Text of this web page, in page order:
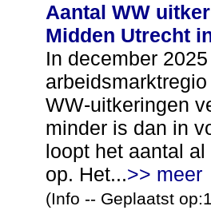
Aantal WW
Midden Utrecht
In december
WW-uitkeringen
minder is dan in
loopt het aantal
op. Het...>> meer
(Info -- Geplaatst